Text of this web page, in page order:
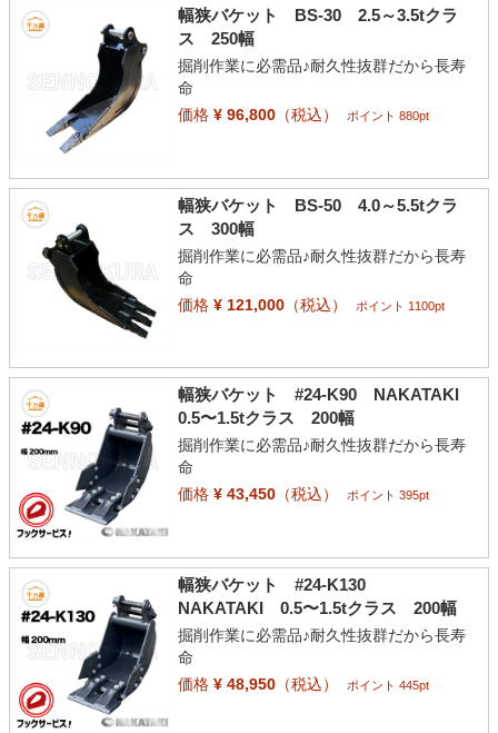
幅狭バケット BS-30 2.5～3.5tクラ
ス 250幅
掘削作業に必需品♪耐久性抜群だから長寿
命
価格¥ 96,800（税込） ポイント 880pt
幅狭バケット BS-50 4.0～5.5tクラ
ス 300幅
掘削作業に必需品♪耐久性抜群だから長寿
命
価格¥ 121,000（税込） ポイント 1100pt
幅狭バケット #24-K90 NAKATAKI
0.5〜1.5tクラス 200幅
掘削作業に必需品♪耐久性抜群だから長寿
命
価格¥ 43,450（税込） ポイント 395pt
幅狭バケット #24-K130
NAKATAKI 0.5〜1.5tクラス 200幅
掘削作業に必需品♪耐久性抜群だから長寿
命
価格¥ 48,950（税込） ポイント 445pt